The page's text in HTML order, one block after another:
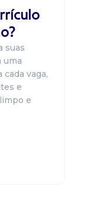
suas
uma
vaga,
e
e